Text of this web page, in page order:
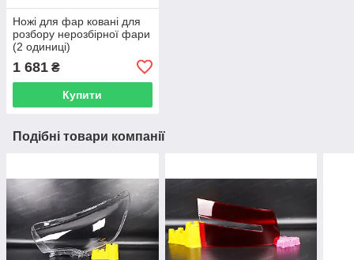
Ножі для фар ковані для
розбору нерозбірної фари
(2 одиниці)
1 681 ₴
Купити
Подібні товари компанії